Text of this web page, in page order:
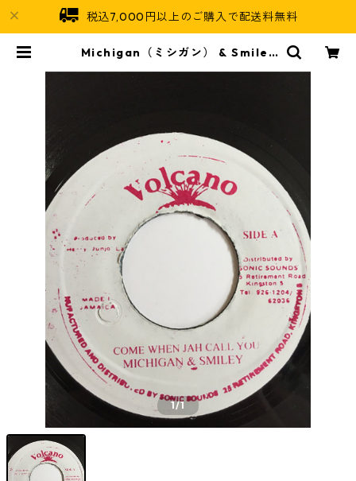
税込7,000円以上のご購入で配送料無料
Michigan（ミシガン） & Smiley
h Call You【7inch】 | Jamaican
1/1